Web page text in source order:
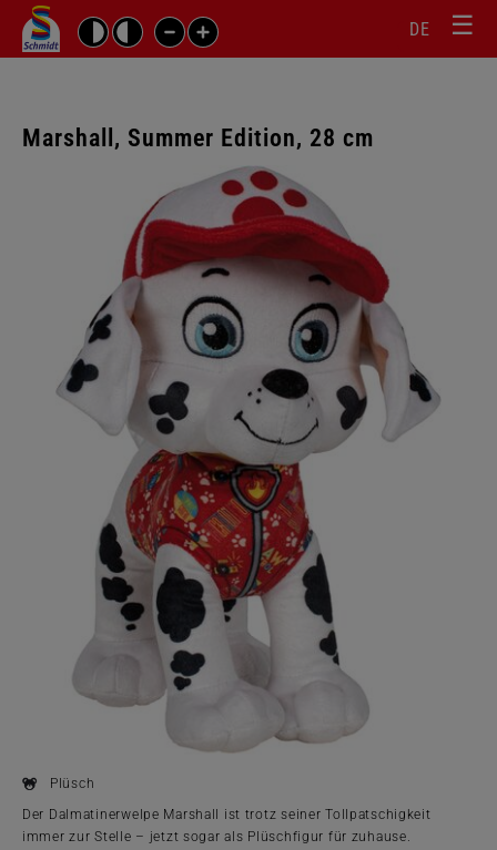
☰
DE
Suchbegriffe
Marshall, Summer Edition, 28 cm
Plüsch
Der Dalmatinerwelpe Marshall ist trotz seiner Tollpatschigkeit
immer zur Stelle – jetzt sogar als Plüschfigur für zuhause.